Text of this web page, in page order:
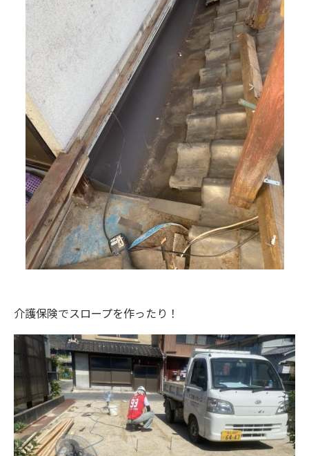
介護保険でスロープを作ったり！